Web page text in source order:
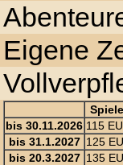
Eigene
bis 30.11.2026 115
bis 31.1.2027 125
bis 20.3.2027 135